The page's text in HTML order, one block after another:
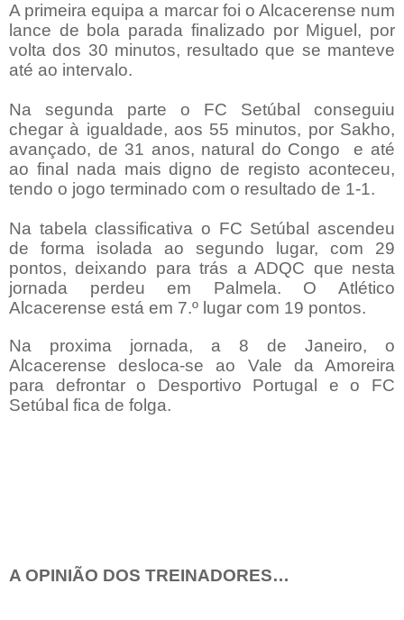
A primeira equipa a marcar foi o Alcacerense num
lance de bola parada finalizado por Miguel, por
volta dos 30 minutos, resultado que se manteve
até ao intervalo.
Na segunda parte o FC Setúbal conseguiu
chegar à igualdade, aos 55 minutos, por Sakho,
avançado, de 31 anos, natural do Congo e até
ao final nada mais digno de registo aconteceu,
tendo o jogo terminado com o resultado de 1-1.
Na tabela classificativa o FC Setúbal ascendeu
de forma isolada ao segundo lugar, com 29
pontos, deixando para trás a ADQC que nesta
jornada perdeu em Palmela. O Atlético
Alcacerense está em 7.º lugar com 19 pontos.
Na proxima jornada, a 8 de Janeiro, o
Alcacerense desloca-se ao Vale da Amoreira
para defrontar o Desportivo Portugal e o FC
Setúbal fica de folga.
A OPINIÃO DOS TREINADORES…